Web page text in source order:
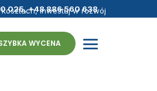
inwestuj w rozwój
bez granic
025,+48 886 560 638
WYCENA